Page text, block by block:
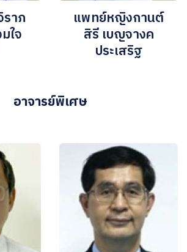
าภ
ใจ
แพทย์หญิงกานต์
สิรี เบญจางค
ประเสริฐ
อาจารย์พิเศษ